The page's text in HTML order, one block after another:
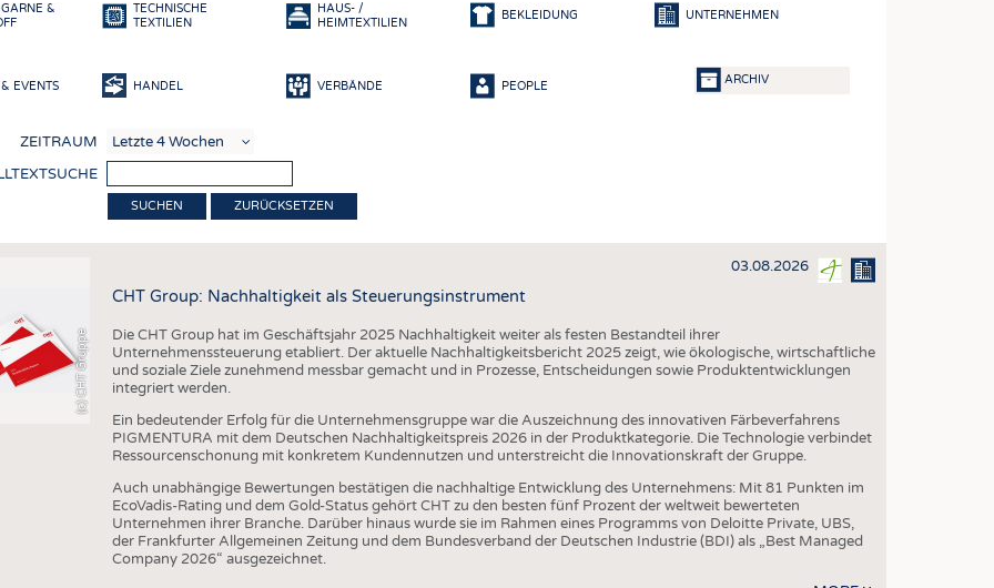
GEWEBE
VLIESSTOFFE
NACHHALTIGKEIT
KREISLAUFWIRTSCHAFT
TECHNISCHE TEXTILIEN
SMART TEXTILES
MEDIZIN
HAUS- UND HEIMTEXTILIEN
BEKLEIDUNG
&
TECHNISCHE
TEXTILIEN
HAUS- /
HEIMTEXTILIEN
BEKLEIDUNG UNTERNEHMEN
EVENTS HANDEL VERBÄNDE PEOPLE ARCHIV
ZEITRAUM
ZURÜCKSETZEN
(c) CHT Gruppe
03.08.2026
CHT Group: Nachhaltigkeit als Steuerungsinstrument
Die CHT Group hat im Geschäftsjahr 2025 Nachhaltigkeit weiter als festen Bestandteil ihrer
Unternehmenssteuerung etabliert. Der aktuelle Nachhaltigkeitsbericht 2025 zeigt, wie ökologische, wirtschaftliche
und soziale Ziele zunehmend messbar gemacht und in Prozesse, Entscheidungen sowie Produktentwicklungen
integriert werden.
Ein bedeutender Erfolg für die Unternehmensgruppe war die Auszeichnung des innovativen Färbeverfahrens
PIGMENTURA mit dem Deutschen Nachhaltigkeitspreis 2026 in der Produktkategorie. Die Technologie verbindet
Ressourcenschonung mit konkretem Kundennutzen und unterstreicht die Innovationskraft der Gruppe.
Auch unabhängige Bewertungen bestätigen die nachhaltige Entwicklung des Unternehmens: Mit 81 Punkten im
EcoVadis-Rating und dem Gold-Status gehört CHT zu den besten fünf Prozent der weltweit bewerteten
Unternehmen ihrer Branche. Darüber hinaus wurde sie im Rahmen eines Programms von Deloitte Private, UBS,
der Frankfurter Allgemeinen Zeitung und dem Bundesverband der Deutschen Industrie (BDI) als „Best Managed
Company 2026“ ausgezeichnet.